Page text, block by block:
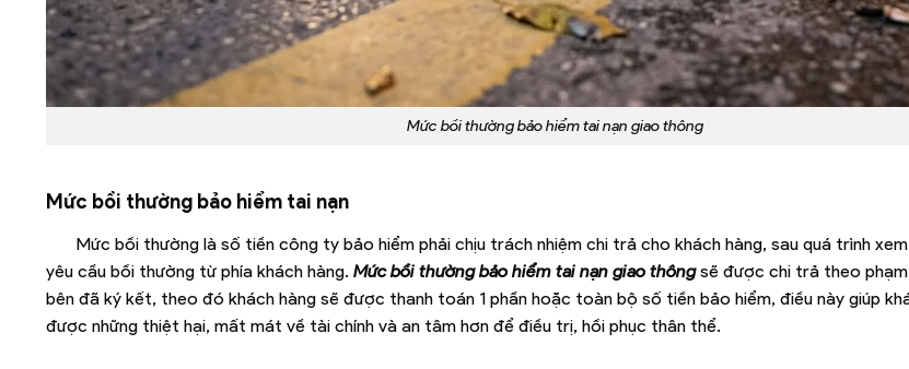
Mức bồi thường bảo hiểm tai nạn giao thông
Mức bồi thường bảo hiểm tai nạn
Mức bồi thường là số tiền công ty bảo hiểm phải chịu trách nhiệm chi trả cho khách hàng, sau quá trình
yêu cầu bồi thường từ phía khách hàng. Mức bồi thường bảo hiểm tai nạn giao thôngsẽ được chi trả theo phạm
bên đã ký kết, theo đó khách hàng sẽ được thanh toán 1 phần hoặc toàn bộ số tiền bảo hiểm, điều này giúp
được những thiệt hại, mất mát về tài chính và an tâm hơn để điều trị, hồi phục thân thể.